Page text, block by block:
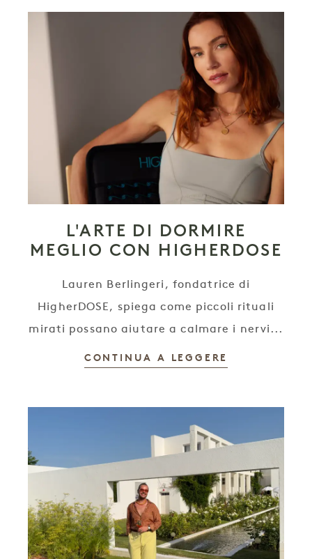
L'ARTE DI DORMIRE
MEGLIO CON HIGHERDOSE
Lauren Berlingeri, fondatrice di
HigherDOSE, spiega come piccoli rituali
mirati possano aiutare a calmare i nervi...
CONTINUA A LEGGERE